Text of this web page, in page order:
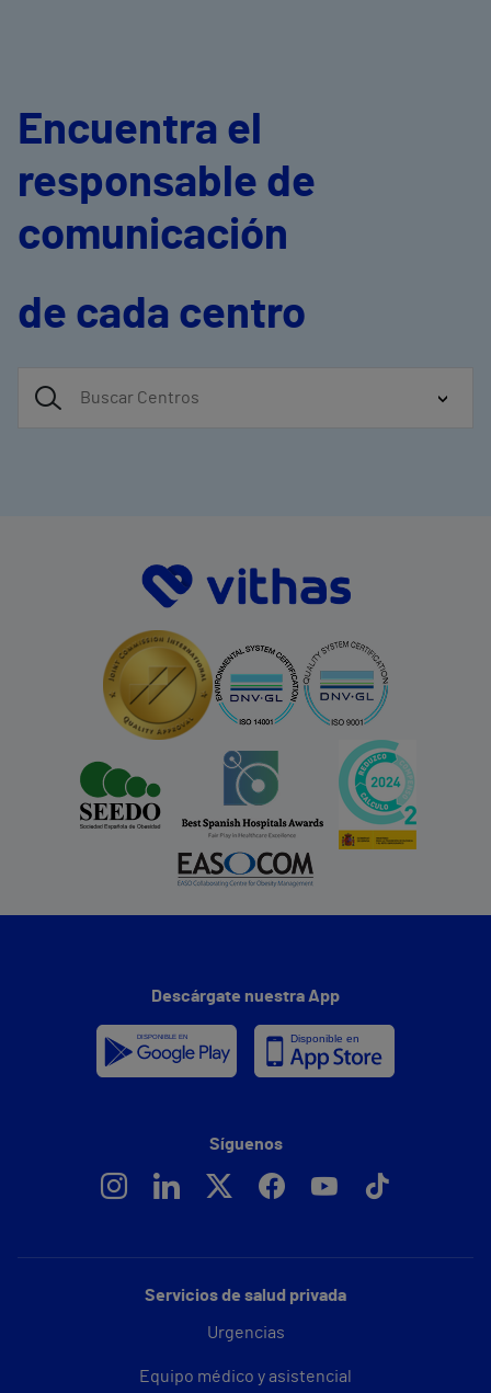
Encuentra el
responsable de
comunicación
de cada centro
Servicios de salud privada
Urgencias
Equipo médico y asistencial
Descárgate nuestra App
Síguenos